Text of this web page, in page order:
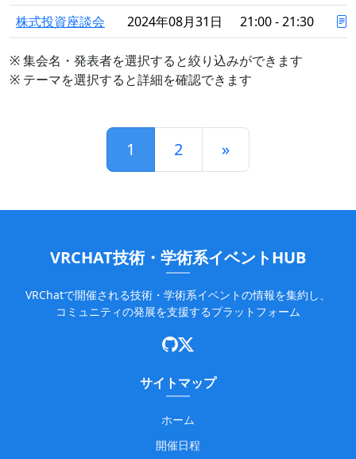
株式投資座談会
2024年08月31日 21:00 - 21:30
※ 集会名・発表者を選択すると絞り込みができます
※ テーマを選択すると詳細を確認できます
1 2 »
VRCHAT技術・学術系イベントHUB
VRChatで開催される技術・学術系イベントの情報を集約し、
コミュニティの発展を支援するプラットフォーム
サイトマップ
ホーム
開催日程